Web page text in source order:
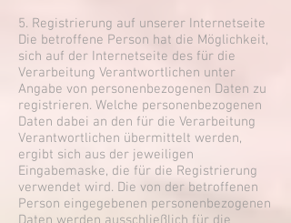
5. Registrierung auf unserer Internetseite
Die betroffene Person hat die Möglichkeit,
sich auf der Internetseite des für die
Verarbeitung Verantwortlichen unter
Angabe von personenbezogenen Daten zu
registrieren. Welche personenbezogenen
Daten dabei an den für die Verarbeitung
Verantwortlichen übermittelt werden,
ergibt sich aus der jeweiligen
Eingabemaske, die für die Registrierung
verwendet wird. Die von der betroffenen
Person eingegebenen personenbezogenen